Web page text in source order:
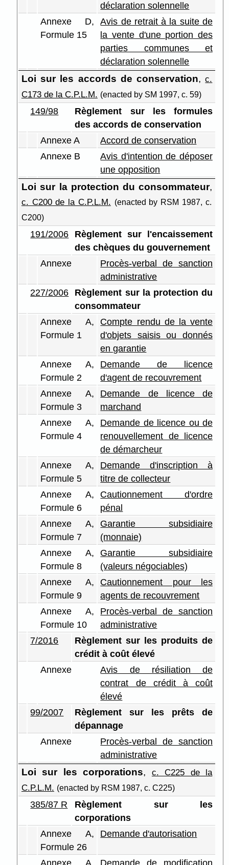
déclaration solennelle
Annexe D,
Formule 15
Avis de retrait à la suite de
la vente d'une portion des
parties communes et
déclaration solennelle
Loi sur les accords de conservation, c.
C173 de la C.P.L.M. (enacted by SM 1997, c. 59)
149/98
Règlement sur les formules
des accords de conservation
Annexe A
Accord de conservation
Annexe B
Avis d'intention de déposer
une opposition
Loi sur la protection du consommateur,
c. C200 de la C.P.L.M. (enacted by RSM 1987, c.
C200)
191/2006
Règlement sur l'encaissement
des chèques du gouvernement
Annexe
Procès-verbal de sanction
administrative
227/2006
Règlement sur la protection du
consommateur
Annexe A,
Formule 1
Compte rendu de la vente
d'objets saisis ou donnés
en garantie
Annexe A,
Formule 2
Demande de licence
d'agent de recouvrement
Annexe A,
Formule 3
Demande de licence de
marchand
Annexe A,
Formule 4
Demande de licence ou de
renouvellement de licence
de démarcheur
Annexe A,
Formule 5
Demande d'inscription à
titre de collecteur
Annexe A,
Formule 6
Cautionnement d'ordre
pénal
Annexe A,
Formule 7
Garantie subsidiaire
(monnaie)
Annexe A,
Formule 8
Garantie subsidiaire
(valeurs négociables)
Annexe A,
Formule 9
Cautionnement pour les
agents de recouvrement
Annexe A,
Formule 10
Procès-verbal de sanction
administrative
7/2016
Règlement sur les produits de
crédit à coût élevé
Annexe
Avis de résiliation de
contrat de crédit à coût
élevé
99/2007
Règlement sur les prêts de
dépannage
Annexe
Procès-verbal de sanction
administrative
Loi sur les corporations,
c. C225 de la
C.P.L.M. (enacted by RSM 1987, c. C225)
385/87 R
Règlement sur les
corporations
Annexe A,
Formule 26
Demande d'autorisation